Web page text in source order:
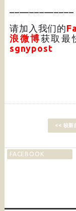
请加入我们的
浪微博获取最
sgnypost
<< 较新
FACEBOOK